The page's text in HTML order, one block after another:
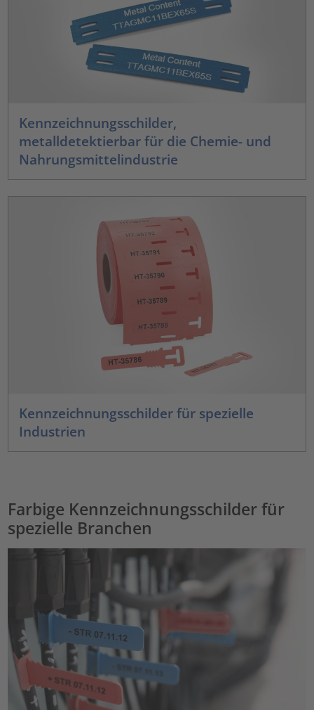
Kennzeichnungsschilder,
metalldetektierbar für die Chemie- und
Nahrungsmittelindustrie
Kennzeichnungsschilder für spezielle
Industrien
Farbige Kennzeichnungsschilder für
spezielle Branchen